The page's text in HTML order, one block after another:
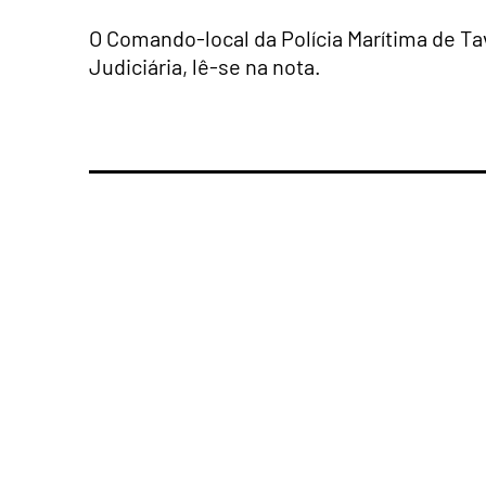
O Comando-local da Polícia Marítima de
Judiciária, lê-se na nota.